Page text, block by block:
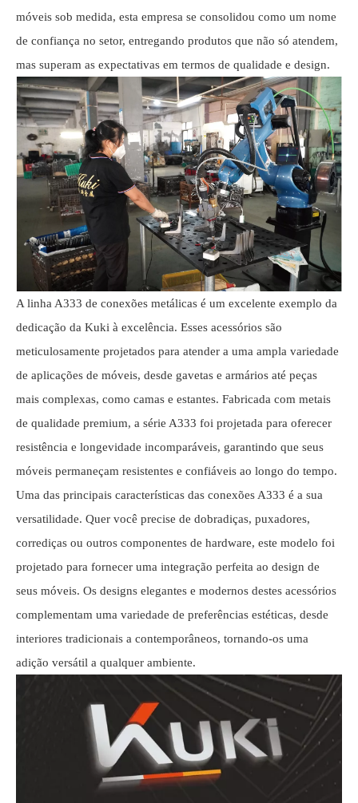
móveis sob medida, esta empresa se consolidou como um nome
de confiança no setor, entregando produtos que não só atendem,
mas superam as expectativas em termos de qualidade e design.
A linha A333 de conexões metálicas é um excelente exemplo da
dedicação da Kuki à excelência. Esses acessórios são
meticulosamente projetados para atender a uma ampla variedade
de aplicações de móveis, desde gavetas e armários até peças
mais complexas, como camas e estantes. Fabricada com metais
de qualidade premium, a série A333 foi projetada para oferecer
resistência e longevidade incomparáveis, garantindo que seus
móveis permaneçam resistentes e confiáveis ​​ao longo do tempo.
Uma das principais características das conexões A333 é a sua
versatilidade. Quer você precise de dobradiças, puxadores,
corrediças ou outros componentes de hardware, este modelo foi
projetado para fornecer uma integração perfeita ao design de
seus móveis. Os designs elegantes e modernos destes acessórios
complementam uma variedade de preferências estéticas, desde
interiores tradicionais a contemporâneos, tornando-os uma
adição versátil a qualquer ambiente.